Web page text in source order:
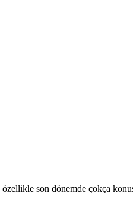
özellikle son dönemde çokça